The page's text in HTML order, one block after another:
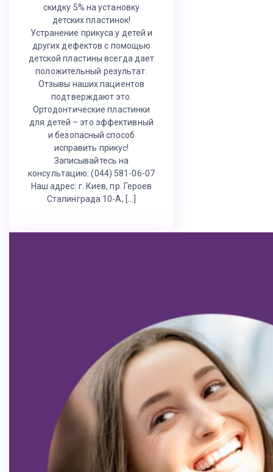
скидку 5% на установку
детских пластинок!
Устранение прикуса у детей и
других дефектов с помощью
детской пластины всегда дает
положительный результат.
Отзывы наших пациентов
подтверждают это.
Ортодонтические пластинки
для детей – это эффективный
и безопасный способ
исправить прикус!
Записывайтесь на
консультацию: (044) 581-06-07
Наш адрес: г. Киев, пр. Героев
Сталинграда 10-А, […]